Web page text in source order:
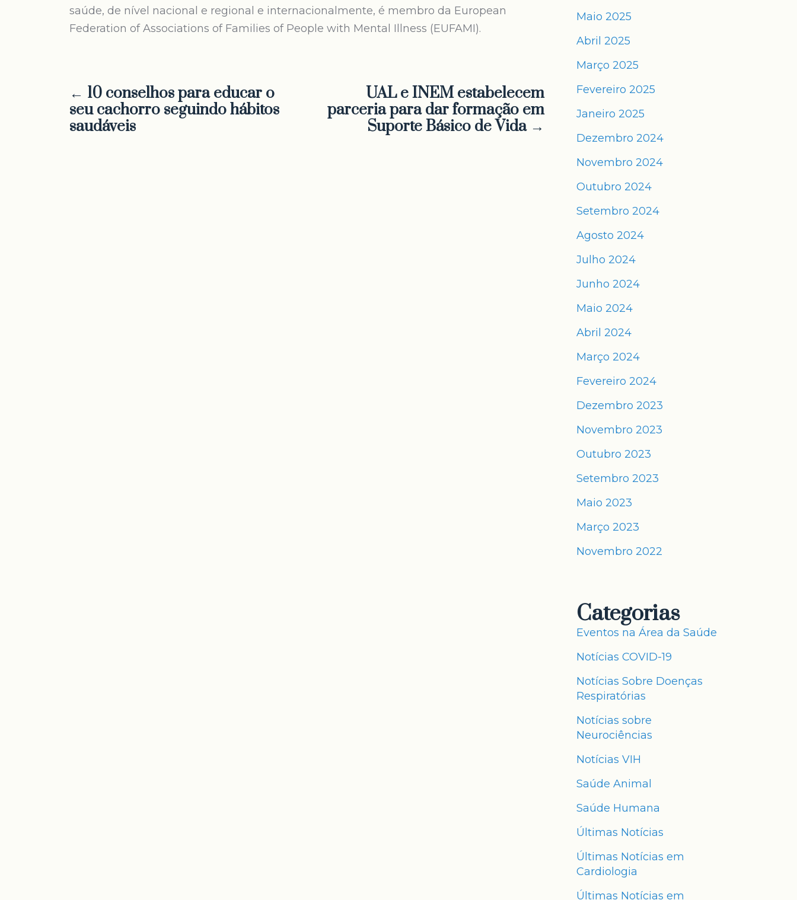
saúde, de nível nacional e regional e internacionalmente, é membro da European
Federation of Associations of Families of People with Mental Illness (EUFAMI).
← 10 conselhos para educar o
seu cachorro seguindo hábitos
saudáveis
UAL e INEM estabelecem
parceria para dar formação em
Suporte Básico de Vida →
Maio 2025
Abril 2025
Março 2025
Fevereiro 2025
Janeiro 2025
Dezembro 2024
Novembro 2024
Outubro 2024
Setembro 2024
Agosto 2024
Julho 2024
Junho 2024
Maio 2024
Abril 2024
Março 2024
Fevereiro 2024
Dezembro 2023
Novembro 2023
Outubro 2023
Setembro 2023
Maio 2023
Março 2023
Novembro 2022
Categorias
Eventos na Área da Saúde
Notícias COVID-19
Notícias Sobre Doenças
Respiratórias
Notícias sobre
Neurociências
Notícias VIH
Saúde Animal
Saúde Humana
Últimas Notícias
Últimas Notícias em
Cardiologia
Últimas Notícias em